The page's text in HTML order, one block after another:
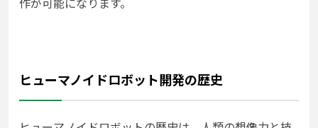
ヒューマノイドロボット開発の歴史